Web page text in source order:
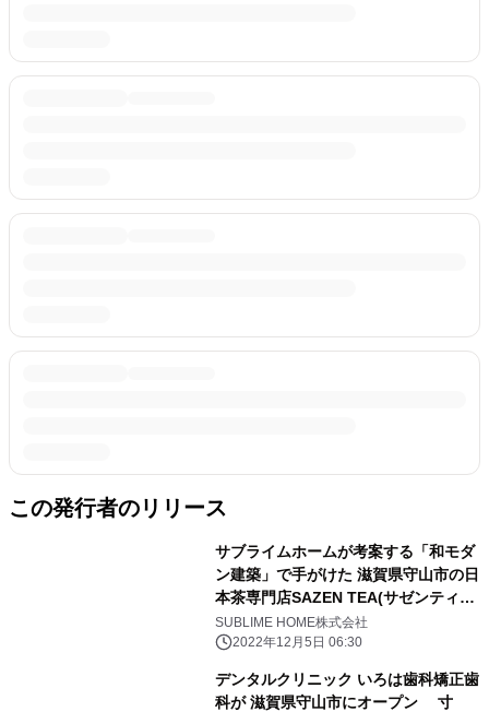
この発行者のリリース
サブライムホームが考案する「和モダ
ン建築」で手がけた 滋賀県守山市の日
本茶専門店SAZEN TEA(サゼンティ
ー) 1/14・1/15に滋賀県大津市の和
モダンモデルハウスで開催の オープン
実施
SUBLIME HOME株式会社
2022年12月5日 06:30
デンタルクリニック いろは歯科矯正歯
科が 滋賀県守山市にオープン 寸